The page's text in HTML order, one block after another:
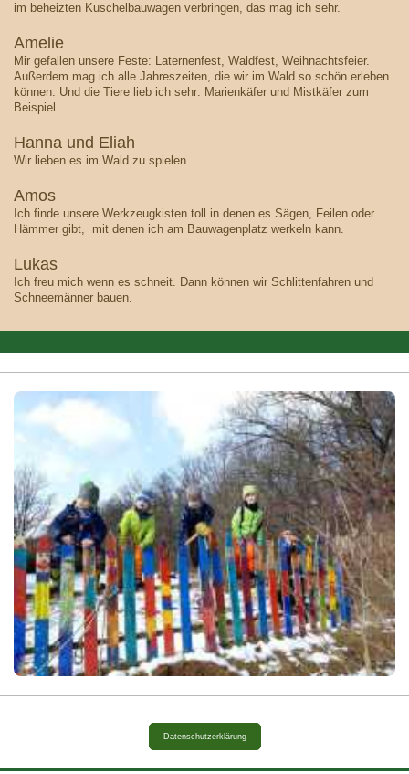
im beheizten Kuschelbauwagen verbringen, das mag ich sehr.
Amelie
Mir gefallen unsere Feste: Laternenfest, Waldfest, Weihnachtsfeier.
Außerdem mag ich alle Jahreszeiten, die wir im Wald so schön erleben
können. Und die Tiere lieb ich sehr: Marienkäfer und Mistkäfer zum
Beispiel.
Hanna und Eliah
Wir lieben es im Wald zu spielen.
Amos
Ich finde unsere Werkzeugkisten toll in denen es Sägen, Feilen oder
Hämmer gibt, mit denen ich am Bauwagenplatz werkeln kann.
Lukas
Ich freu mich wenn es schneit. Dann können wir Schlittenfahren und
Schneemänner bauen.
Datenschutzerklärung